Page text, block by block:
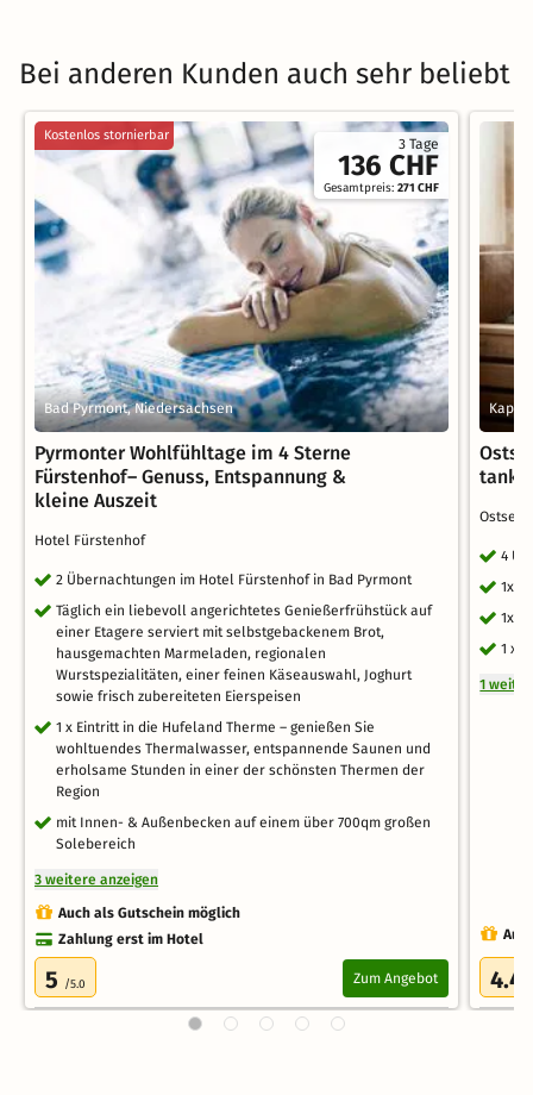
Bei anderen Kunden auch sehr beliebt
3 Tage
136 CHF
Gesamtpreis:271 CHF
Kostenlos stornierbar
Bad Pyrmont, Niedersachsen
Pyrmonter Wohlfühltage im 4 Sterne
Fürstenhof– Genuss, Entspannung &
kleine Auszeit
Hotel Fürstenhof
2 Übernachtungen im Hotel Fürstenhof in Bad Pyrmont
Täglich ein liebevoll angerichtetes Genießerfrühstück auf
einer Etagere serviert mit selbstgebackenem Brot,
hausgemachten Marmeladen, regionalen
Wurstspezialitäten, einer feinen Käseauswahl, Joghurt
sowie frisch zubereiteten Eierspeisen
1 x Eintritt in die Hufeland Therme – genießen Sie
wohltuendes Thermalwasser, entspannende Saunen und
erholsame Stunden in einer der schönsten Thermen der
Region
mit Innen- & Außenbecken auf einem über 700qm großen
Solebereich
3 weitere anzeigen
Auch als Gutschein möglich
Zahlung erst im Hotel
5 /5.0 Zum Angebot
4
1x
1x
1 x
1
4.4